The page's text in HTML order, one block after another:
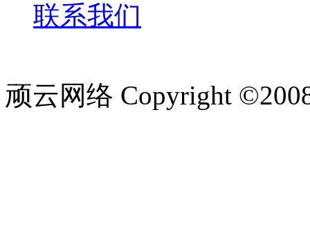
联系我们
顽云网络 Copyright